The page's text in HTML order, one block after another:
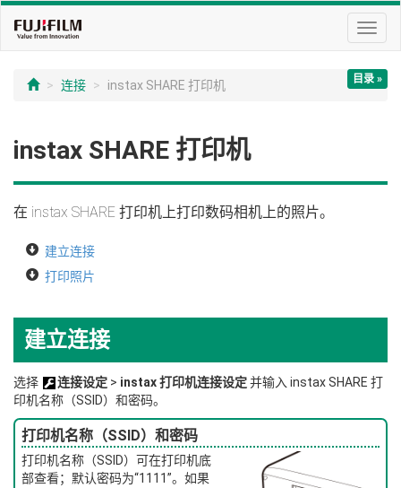
切
换
航
目录 »
连接 instax SHARE 打印机
instax SHARE 打印机
在 instax SHARE 打印机上打印数码相机上的照片。
建立连接
打印照片
建立连接
选择 连接设定> instax 打印机连接设定并输入 instax SHARE 打
印机名称（SSID）和密码。
打印机名称（SSID）和密码
打印机名称（SSID）可在打印机底
部查看；默认密码为“1111”。如果